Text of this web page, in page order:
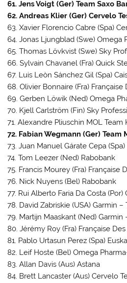
61. Jens Voigt (Ger) Team Saxo
62. Andreas Klier (Ger) Cervelo
63. Xavier Florencio Cabre (Spa)
64. Jonas Ljungblad (Swe) Omega
65. Thomas Lövkvist (Swe) Sky
66. Sylvain Chavanel (Fra) Quick
67. Luis Leòn Sánchez Gil (Spa)
68. Olivier Bonnaire (Fra) Française
69. Gerben Löwik (Ned) Omega
70. Kjell Carlström (Fin) Sky
71. Alexandre Pliuschin MOL Team
72. Fabian Wegmann (Ger) Team
73. Juan Manuel Gárate Cepa
74. Tom Leezer (Ned) Rabobank
75. Francis Mourey (Fra) Française
76. Nick Nuyens (Bel) Rabobank
77. Rui Alberto Faria Da Costa (Por)
78. David Zabriskie (USA) Garmin –
79. Martijn Maaskant (Ned) Garmin
80. Jérémy Roy (Fra) Française
81. Pablo Urtasun Perez (Spa)
82. Leif Hoste (Bel) Omega
83. Allan Davis (Aus) Astana
84. Brett Lancaster (Aus) Cervelo